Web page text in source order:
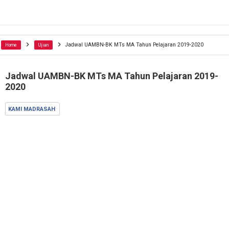
Home Ujian Jadwal UAMBN-BK MTs MA Tahun Pelajaran 2019-2020
Jadwal UAMBN-BK MTs MA Tahun Pelajaran 2019-
2020
KAMI MADRASAH